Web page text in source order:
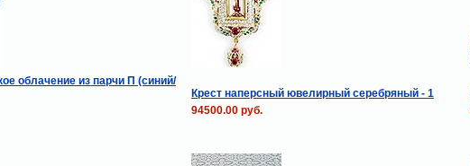
облачение из парчи П (синий/
Крест наперсный ювелирный серебряный - 1
94500.00 руб.